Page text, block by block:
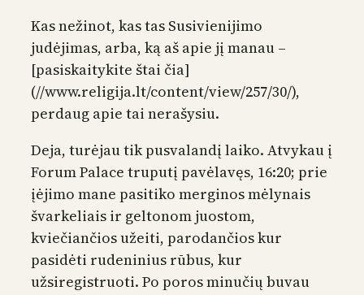
Kas nežinot, kas tas Susivienijimo
judėjimas, arba, ką aš apie jį manau –
[pasiskaitykite štai čia]
(//www.religija.lt/content/view/257/30/),
perdaug apie tai nerašysiu.
Deja, turėjau tik pusvalandį laiko. Atvykau į
Forum Palace truputį pavėlavęs, 16:20; prie
įėjimo mane pasitiko merginos mėlynais
švarkeliais ir geltonom juostom,
kviečiančios užeiti, parodančios kur
pasidėti rudeninius rūbus, kur
užsiregistruoti. Po poros minučių buvau